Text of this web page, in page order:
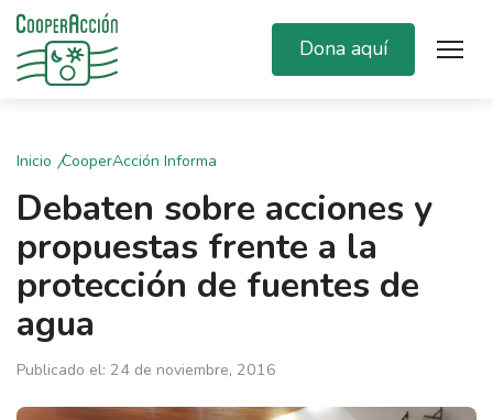
Dona aquí
Inicio CooperAcción Informa
Debaten sobre acciones y
propuestas frente a la
protección de fuentes de
agua
Publicado el: 24 de noviembre, 2016